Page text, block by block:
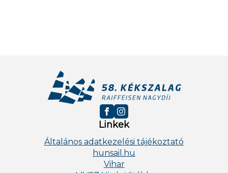
Linkek
Általános adatkezelési tájékoztató
hunsail.hu
Vihar